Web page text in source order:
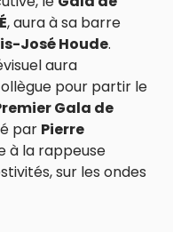
, aura à sa barre
José Houde.
aura
pour partir le
Gala de
par Pierre
à la rappeuse
sur les ondes